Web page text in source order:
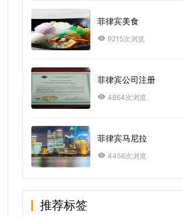
菲律宾美食
9215次浏览
菲律宾公司注册
4864次浏览
菲律宾马尼拉
4456次浏览
推荐标签